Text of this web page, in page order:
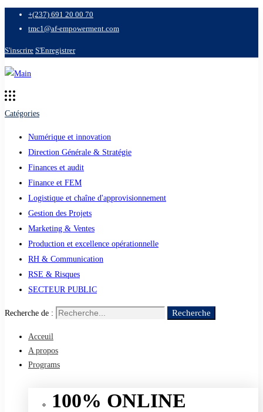
+(237) 691 20 00 70
tmc1@af-empowerment.com
S'inscrire S'Enregistrer
Catégories
Numérique et innovation
Direction Générale & Stratégie
Finances et audit
Finance et FEM
Logistique et chaîne d'approvisionnement
Gestion des Projets
Marketing & Ventes
Production et excellence opérationnelle
RH & Communication
RSE & Risques
SECTEUR PUBLIC
Recherche de : Recherche
Acceuil
A propos
Programs
100% ONLINE